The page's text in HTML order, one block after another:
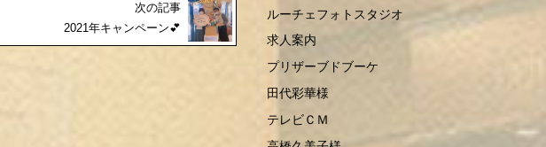
次の記事
2021年キャンペーン💕
ルーチェフォトスタジオ
求人案内
プリザーブドブーケ
田代彩華様
テレビＣＭ